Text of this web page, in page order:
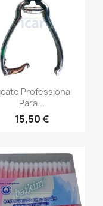
Professional
Para...
15,50 €